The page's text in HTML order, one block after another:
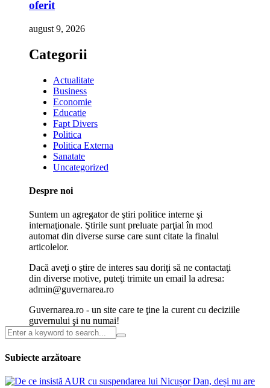
oferit
august 9, 2026
Categorii
Actualitate
Business
Economie
Educatie
Fapt Divers
Politica
Politica Externa
Sanatate
Uncategorized
Despre noi
Suntem un agregator de ştiri politice interne şi
internaţionale. Ştirile sunt preluate parţial în mod
automat din diverse surse care sunt citate la finalul
articolelor.
Dacă aveţi o ştire de interes sau doriţi să ne contactaţi
din diverse motive, puteţi trimite un email la adresa:
admin@guvernarea.ro
Guvernarea.ro - un site care te ţine la curent cu deciziile
guvernului şi nu numai!
Subiecte arzătoare